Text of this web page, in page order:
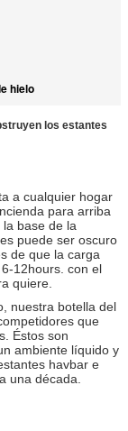
hielo
los estantes
a cualquier hogar
para arriba
base de la
puede ser oscuro
de que la carga
12hours. con el
quiere.
nuestra botella del
que
Éstos son
ambiente líquido y
havbar e
una década.